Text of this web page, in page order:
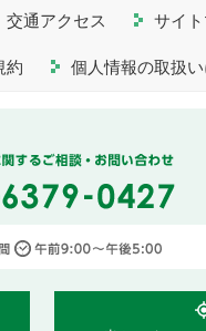
交通アクセス サイ
約 個人情報の取扱